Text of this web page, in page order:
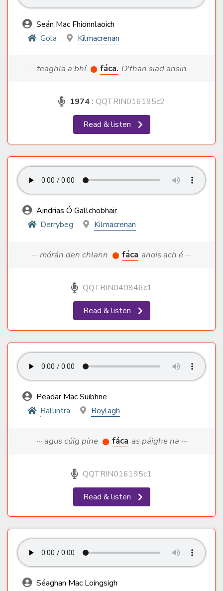
Seán Mac Fhionnlaoich
Gola
Kilmacrenan
··· teaghla a bhí fáca. D'fhan siad ansin ···
1974 : QQTRIN016195c2
Read & listen
Aindrias Ó Gallchobhair
Derrybeg
Kilmacrenan
··· mórán den chlann fáca anois ach é ···
QQTRIN040946c1
Read & listen
Peadar Mac Suibhne
Ballintra
Boylagh
··· agus cúig píne fáca as páighe na ···
QQTRIN016195c1
Read & listen
Séaghan Mac Loingsigh